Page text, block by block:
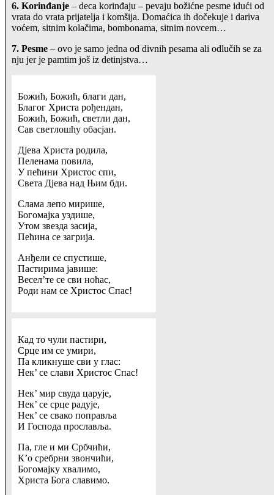
6. Korinđanje – deca korinđaju – pevaju božićne pesme idući od
vrata do vrata prijatelja i komšija. Domaćica ih dočekuje i dariva
voćem, sitnim kolačima, bombonama, sitnim novcem…
7. Pesme – ovo je samo jedna od divnih pesama ali odlučih se za
nju jer je pamtim još iz detinjstva…
Божић, Божић, благи дан,
Благог Христа рођендан,
Божић, Божић, светли дан,
Сав светлошћу обасјан.
Дјева Христа родила,
Пеленама повила,
У пећини Христос спи,
Света Дјева над Њим бди.
Слама лепо мирише,
Богомајка уздише,
Утом звезда засија,
Пећина се загрија.
Анђели се спустише,
Пастирима јавише:
Весел’те се сви ноћас,
Роди нам се Христос Спас!
Кад то чули пастири,
Срце им се умири,
Па кликнуше сви у глас:
Нек’ се слави Христос Спас!
Нек’ мир свуда царује,
Нек’ се срце радује,
Нек’ се свако поправља
И Господа прославља.
Па, гле и ми Србчићи,
К’о сребрни звончићи,
Богомајку хвалимо,
Христа Бога славимо.